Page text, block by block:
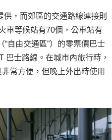
，而郊區的交通路線連接則
車等候站有70個，公車站有
自由交通區”）的零票價巴士
巴士路線。在城市內旅行時，
常方便，但晚上外出時使用